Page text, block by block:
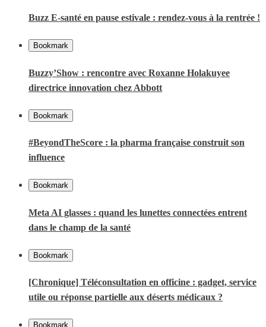
Buzz E-santé en pause estivale : rendez-vous à la rentrée !
Bookmark
Buzzy’Show : rencontre avec Roxanne Holakuyee
directrice innovation chez Abbott
Bookmark
#BeyondTheScore : la pharma française construit son
influence
Bookmark
Meta AI glasses : quand les lunettes connectées entrent
dans le champ de la santé
Bookmark
[Chronique] Téléconsultation en officine : gadget, service
utile ou réponse partielle aux déserts médicaux ?
Bookmark